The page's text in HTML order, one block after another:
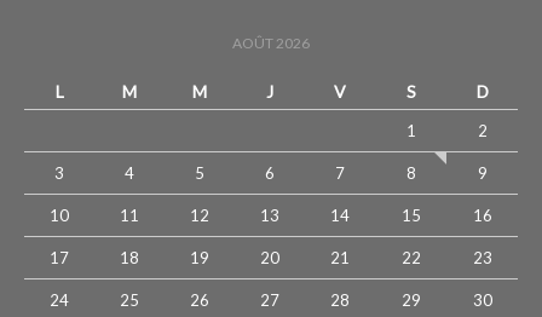
AOÛT 2026
L M M J V S D
1 2
3 4 5 6 7 8 9
10 11 12 13 14 15 16
17 18 19 20 21 22 23
24 25 26 27 28 29 30